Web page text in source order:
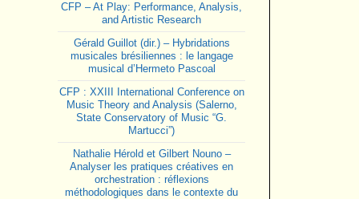
CFP – At Play: Performance, Analysis,
and Artistic Research
Gérald Guillot (dir.) – Hybridations
musicales brésiliennes : le langage
musical d’Hermeto Pascoal
CFP : XXIII International Conference on
Music Theory and Analysis (Salerno,
State Conservatory of Music “G.
Martucci”)
Nathalie Hérold et Gilbert Nouno –
Analyser les pratiques créatives en
orchestration : réflexions
méthodologiques dans le contexte du